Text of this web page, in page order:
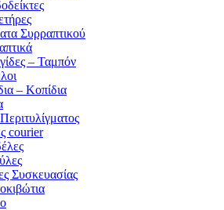
Συρραπτικού
– Ταμπόν
– Κοπίδια
courier
Συσκευασίας